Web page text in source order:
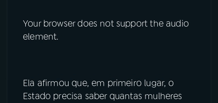
Your browser does not support the audio
element.
Ela afirmou que, em primeiro lugar, o
Estado precisa saber quantas mulheres